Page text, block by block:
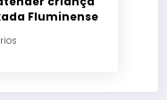
Fluminense